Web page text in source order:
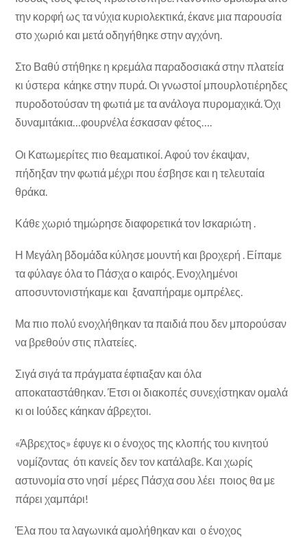
την κορφή ως τα νύχια κυριολεκτικά, έκανε μια παρουσία
στο χωριό και μετά οδηγήθηκε στην αγχόνη.
Στο Βαθύ στήθηκε η κρεμάλα παραδοσιακά στην πλατεία
κι ύστερα κάηκε στην πυρά. Οι γνωστοί μπουρλοτιέρηδες
πυροδοτούσαν τη φωτιά με τα ανάλογα πυρομαχικά. Όχι
δυναμιτάκια…φουρνέλα έσκασαν φέτος….
Οι Κατωμερίτες πιο θεαματικοί. Αφού τον έκαψαν,
πήδηξαν την φωτιά μέχρι που έσβησε και η τελευταία
θράκα.
Κάθε χωριό τημώρησε διαφορετικά τον Ισκαριώτη .
Η Μεγάλη βδομάδα κύλησε μουντή και βροχερή . Είπαμε
τα φύλαγε όλα το Πάσχα ο καιρός. Ενοχλημένοι
αποσυντονιστήκαμε και ξαναπήραμε ομπρέλες.
Μα πιο πολύ ενοχλήθηκαν τα παιδιά που δεν μπορούσαν
να βρεθούν στις πλατείες.
Σιγά σιγά τα πράγματα έφτιαξαν και όλα
αποκαταστάθηκαν. Έτσι οι διακοπές συνεχίστηκαν ομαλά
κι οι Ιούδες κάηκαν άβρεχτοι.
«Άβρεχτος» έφυγε κι ο ένοχος της κλοπής του κινητού
νομίζοντας ότι κανείς δεν τον κατάλαβε. Και χωρίς
αστυνομία στο νησί μέρες Πάσχα σου λέει ποιος θα με
πάρει χαμπάρι!
Έλα που τα λαγωνικά αμολήθηκαν και ο ένοχος